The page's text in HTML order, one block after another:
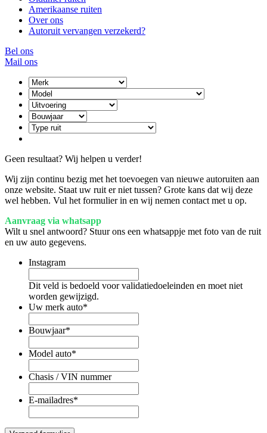
Amerikaanse ruiten
Over ons
Autoruit vervangen verzekerd?
Bel ons
Mail ons
Geen resultaat? Wij helpen u verder!
Wij zijn continu bezig met het toevoegen van nieuwe autoruiten aan
onze website. Staat uw ruit er niet tussen? Grote kans dat wij deze
wel hebben. Vul het formulier in en wij nemen contact met u op.
Aanvraag via whatsapp
Wilt u snel antwoord? Stuur ons een whatsappje met foto van de ruit
en uw auto gegevens.
Instagram
Dit veld is bedoeld voor validatiedoeleinden en moet niet
worden gewijzigd.
Uw merk auto*
Bouwjaar*
Model auto*
Chasis / VIN nummer
E-mailadres*